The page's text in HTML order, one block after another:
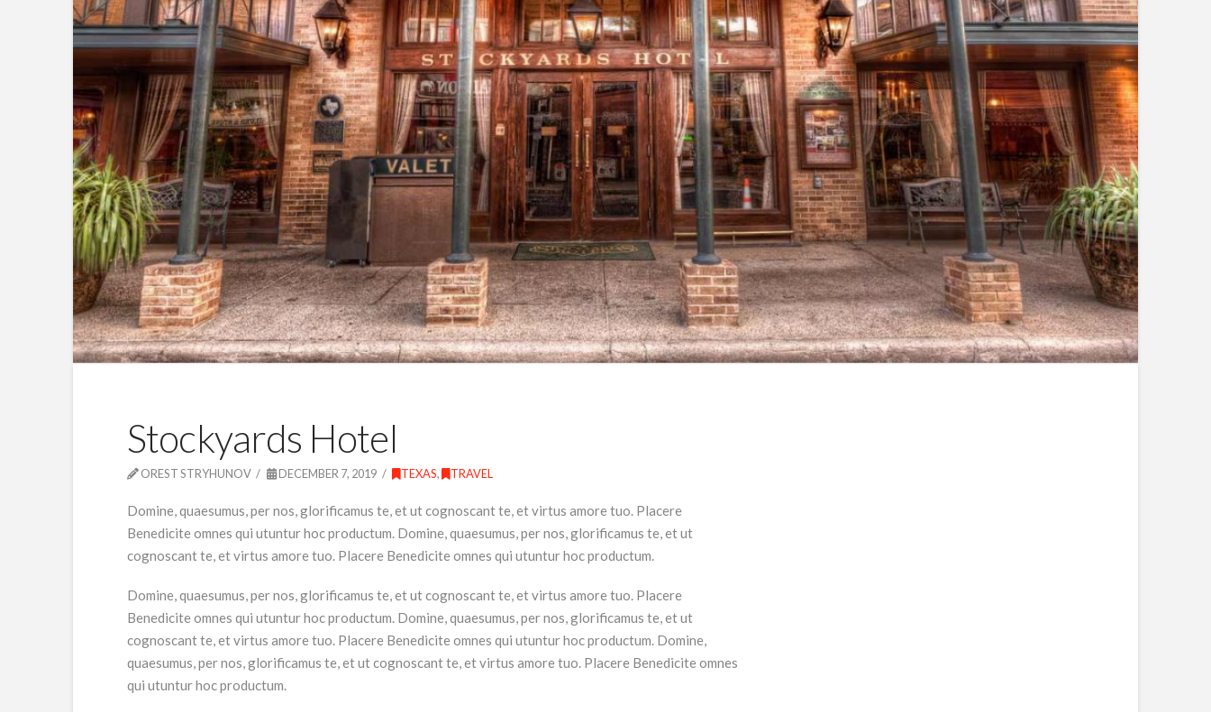
Stockyards Hotel
OREST STRYHUNOV DECEMBER 7, 2019 TEXAS, TRAVEL
Domine, quaesumus, per nos, glorificamus te, et ut cognoscant te, et virtus amore tuo. Placere
Benedicite omnes qui utuntur hoc productum. Domine, quaesumus, per nos, glorificamus te, et ut
cognoscant te, et virtus amore tuo. Placere Benedicite omnes qui utuntur hoc productum.
Domine, quaesumus, per nos, glorificamus te, et ut cognoscant te, et virtus amore tuo. Placere
Benedicite omnes qui utuntur hoc productum. Domine, quaesumus, per nos, glorificamus te, et ut
cognoscant te, et virtus amore tuo. Placere Benedicite omnes qui utuntur hoc productum. Domine,
quaesumus, per nos, glorificamus te, et ut cognoscant te, et virtus amore tuo. Placere Benedicite omnes
qui utuntur hoc productum.